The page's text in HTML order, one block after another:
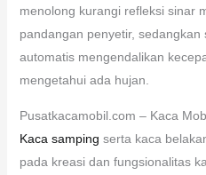
menolong kurangi refleksi sinar
pandangan penyetir, sedangkan
automatis mengendalikan
mengetahui ada hujan.
Pusatkacamobil.com – Kaca
Kaca samping serta kaca
pada kreasi dan fungsionalitas